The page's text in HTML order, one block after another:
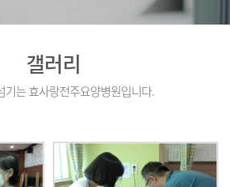
갤러리
기는 효사랑전주요양병원입니다.